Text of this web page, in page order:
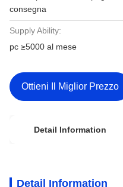
consegna
Supply Ability:
pc ≥5000 al mese
Ottieni Il Miglior Prezzo
Detail Information
Detail Information